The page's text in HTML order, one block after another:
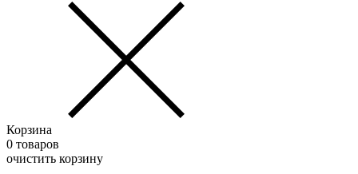
Корзина
0 товаров
очистить корзину